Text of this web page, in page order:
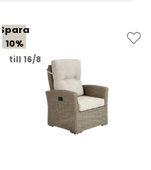
Spara
10%
till 16/8